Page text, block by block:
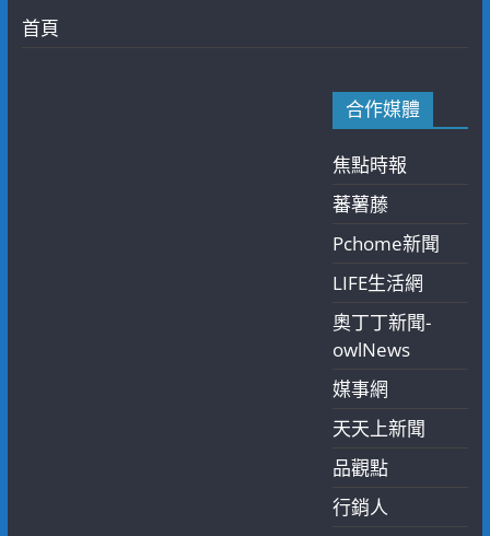
首頁
合作媒體
焦點時報
蕃薯藤
Pchome新聞
LIFE生活網
奧丁丁新聞-
owlNews
媒事網
天天上新聞
品觀點
行銷人